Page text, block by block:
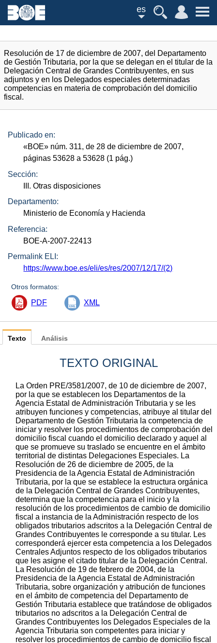
es
Resolución de 17 de diciembre de 2007, del Departamento
de Gestión Tributaria, por la que se delegan en el titular de la
Delegación Central de Grandes Contribuyentes, en sus
adjuntos y en los Delegados especiales determinadas
competencias en materia de comprobación del domicilio
fiscal.
Publicado en:
«BOE» núm. 311, de 28 de diciembre de 2007,
páginas 53628 a 53628 (1 pág.)
Sección:
III. Otras disposiciones
Departamento:
Ministerio de Economía y Hacienda
Referencia:
BOE-A-2007-22413
Permalink ELI:
https://www.boe.es/eli/es/res/2007/12/17/(2)
Otros formatos:
PDF XML
Texto
TEXTO ORIGINAL
La Orden PRE/3581/2007, de 10 de diciembre de 2007,
por la que se establecen los Departamentos de la
Agencia Estatal de Administración Tributaria y se les
atribuyen funciones y competencias, atribuye al titular del
Departamento de Gestión Tributaria la competencia de
iniciar y resolver los procedimientos de comprobación del
domicilio fiscal cuando el domicilio declarado y aquel al
que se promueve su traslado se encuentre en el ámbito
territorial de distintas Delegaciones Especiales. La
Resolución de 26 de diciembre de 2005, de la
Presidencia de la Agencia Estatal de Administración
Tributaria, por la que se establece la estructura orgánica
de la Delegación Central de Grandes Contribuyentes,
determina que la competencia para el inicio y la
resolución de los procedimientos de cambio de domicilio
fiscal a instancia de la Administración respecto de los
obligados tributarios adscritos a la Delegación Central de
Grandes Contribuyentes le corresponde a su titular. Les
corresponderá ejercer esta competencia a los Delegados
Centrales Adjuntos respecto de los obligados tributarios
que les asigne el citado titular de la Delegación Central.
La Resolución de 19 de febrero de 2004, de la
Presidencia de la Agencia Estatal de Administración
Tributaria, sobre organización y atribución de funciones
en el ámbito de competencia del Departamento de
Gestión Tributaria establece que tratándose de obligados
tributarios no adscritos a la Delegación Central de
Grandes Contribuyentes los Delegados Especiales de la
Agencia Tributaria son competentes para iniciar y
resolver los procedimientos de cambio de domicilio fiscal
Análisis